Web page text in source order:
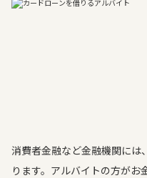
消費者金融など金融機関には
ります。アルバイトの方が